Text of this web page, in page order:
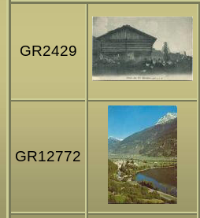
GR2429
GR12772